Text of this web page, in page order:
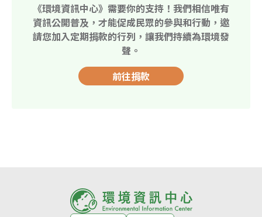
《環境資訊中心》需要你的支持！我們相信唯有
資訊公開普及，才能促成民眾的參與和行動，邀
請您加入定期捐款的行列，讓我們持續為環境發
聲。
前往捐款